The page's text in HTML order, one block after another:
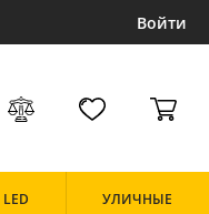
Войти
LED УЛИЧНЫЕ